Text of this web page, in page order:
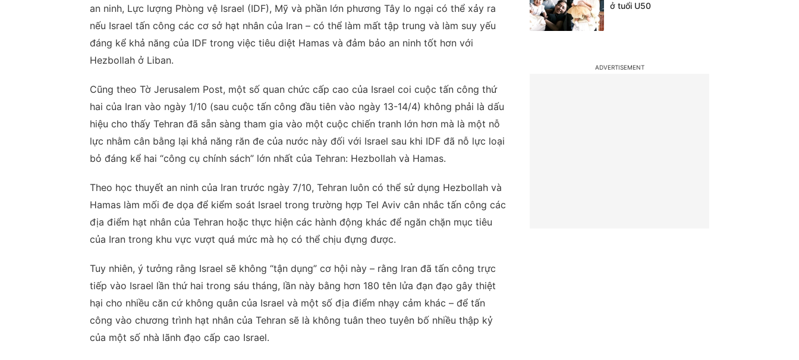
an ninh, Lực lượng Phòng vệ Israel (IDF), Mỹ và phần lớn phương Tây lo ngại có thể xảy ra
nếu Israel tấn công các cơ sở hạt nhân của Iran – có thể làm mất tập trung và làm suy yếu
đáng kể khả năng của IDF trong việc tiêu diệt Hamas và đảm bảo an ninh tốt hơn với
Hezbollah ở Liban.
Cũng theo Tờ Jerusalem Post, một số quan chức cấp cao của Israel coi cuộc tấn công thứ
hai của Iran vào ngày 1/10 (sau cuộc tấn công đầu tiên vào ngày 13-14/4) không phải là dấu
hiệu cho thấy Tehran đã sẵn sàng tham gia vào một cuộc chiến tranh lớn hơn mà là một nỗ
lực nhằm cân bằng lại khả năng răn đe của nước này đối với Israel sau khi IDF đã nỗ lực loại
bỏ đáng kể hai “công cụ chính sách” lớn nhất của Tehran: Hezbollah và Hamas.
Theo học thuyết an ninh của Iran trước ngày 7/10, Tehran luôn có thể sử dụng Hezbollah và
Hamas làm mối đe dọa để kiểm soát Israel trong trường hợp Tel Aviv cân nhắc tấn công các
địa điểm hạt nhân của Tehran hoặc thực hiện các hành động khác để ngăn chặn mục tiêu
của Iran trong khu vực vượt quá mức mà họ có thể chịu đựng được.
Tuy nhiên, ý tưởng rằng Israel sẽ không “tận dụng” cơ hội này – rằng Iran đã tấn công trực
tiếp vào Israel lần thứ hai trong sáu tháng, lần này bằng hơn 180 tên lửa đạn đạo gây thiệt
hại cho nhiều căn cứ không quân của Israel và một số địa điểm nhạy cảm khác – để tấn
công vào chương trình hạt nhân của Tehran sẽ là không tuân theo tuyên bố nhiều thập kỷ
của một số nhà lãnh đạo cấp cao Israel.
ở tuổi U50